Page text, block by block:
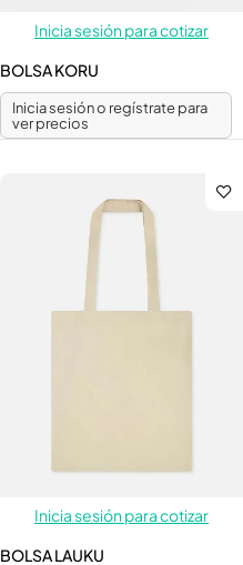
Inicia sesión para cotizar
BOLSA KORU
Inicia sesión o regístrate para
ver precios
Inicia sesión para cotizar
BOLSA LAUKU